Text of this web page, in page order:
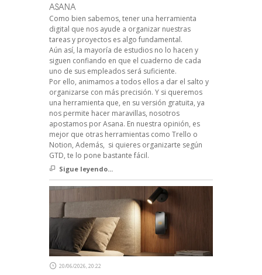
ASANA
Como bien sabemos, tener una herramienta
digital que nos ayude a organizar nuestras
tareas y proyectos es algo fundamental.
Aún así, la mayoría de estudios no lo hacen y
siguen confiando en que el cuaderno de cada
uno de sus empleados será suficiente.
Por ello, animamos a todos ellos a dar el salto y
organizarse con más precisión. Y si queremos
una herramienta que, en su versión gratuita, ya
nos permite hacer maravillas, nosotros
apostamos por Asana. En nuestra opinión, es
mejor que otras herramientas como Trello o
Notion, Además, si quieres organizarte según
GTD, te lo pone bastante fácil.
Sigue leyendo...
20/06/2026, 20:22